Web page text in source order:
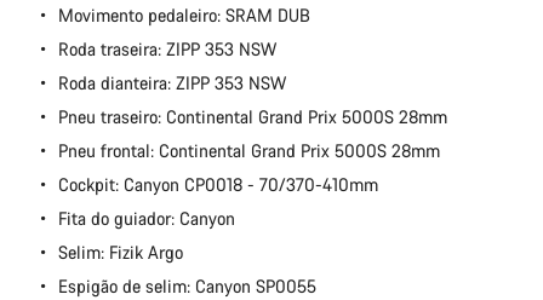
Movimento pedaleiro: SRAM DUB
Roda traseira: ZIPP 353 NSW
Roda dianteira: ZIPP 353 NSW
Pneu traseiro: Continental Grand Prix 5000S 28mm
Pneu frontal: Continental Grand Prix 5000S 28mm
Cockpit: Canyon CP0018 - 70/370-410mm
Fita do guiador: Canyon
Selim: Fizik Argo
Espigão de selim: Canyon SP0055